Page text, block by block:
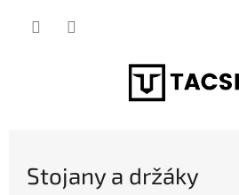
Stojany a držáky